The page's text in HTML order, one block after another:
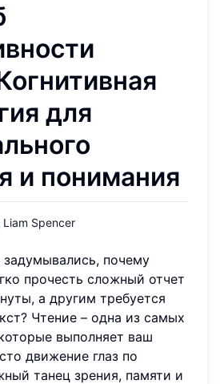
для
и понимания
Liam Spencer
задумывались, почему
прочесть сложный отчет
а другим требуется
Чтение – одна из самых
выполняет ваш
движение глаз по
танец зрения, памяти и